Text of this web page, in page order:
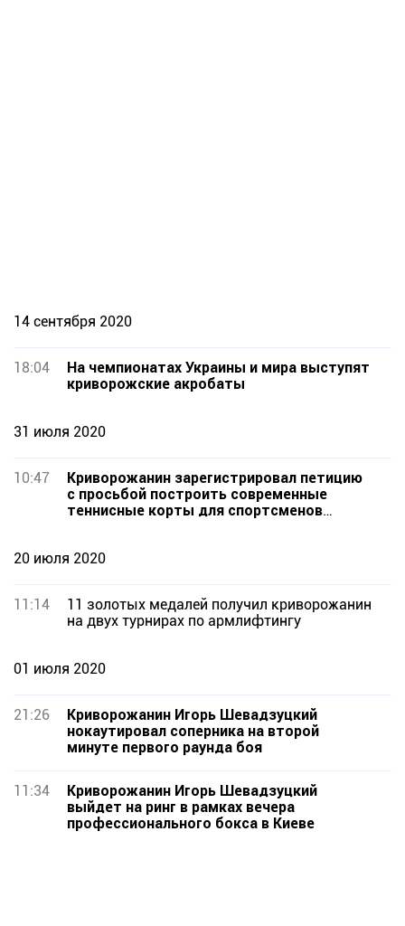
14 сентября 2020
18:04
На чемпионатах Украины и мира выступят
криворожские акробаты
31 июля 2020
10:47
Криворожанин зарегистрировал петицию
с просьбой построить современные
теннисные корты для спортсменов
20 июля 2020
11:14
11 золотых медалей получил криворожанин
на двух турнирах по армлифтингу
01 июля 2020
21:26
Криворожанин Игорь Шевадзуцкий
нокаутировал соперника на второй
минуте первого раунда боя
11:34
Криворожанин Игорь Шевадзуцкий
выйдет на ринг в рамках вечера
профессионального бокса в Киеве